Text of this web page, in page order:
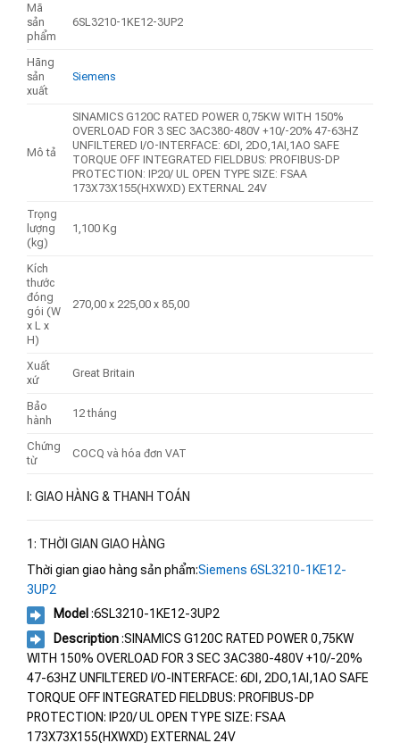
Mã
sản
phẩm
6SL3210-1KE12-3UP2
Hãng
sản
xuất
Siemens
Mô tả
SINAMICS G120C RATED POWER 0,75KW WITH 150%
OVERLOAD FOR 3 SEC 3AC380-480V +10/-20% 47-63HZ
UNFILTERED I/O-INTERFACE: 6DI, 2DO,1AI,1AO SAFE
TORQUE OFF INTEGRATED FIELDBUS: PROFIBUS-DP
PROTECTION: IP20/ UL OPEN TYPE SIZE: FSAA
173X73X155(HXWXD) EXTERNAL 24V
Trọng
lượng
(kg)
1,100 Kg
Kích
thước
đóng
gói (W
x L x
H)
270,00 x 225,00 x 85,00
Xuất
xứ
Great Britain
Bảo
hành
12 tháng
Chứng
từ
COCQ và hóa đơn VAT
I: GIAO HÀNG & THANH TOÁN
1: THỜI GIAN GIAO HÀNG
Thời gian giao hàng sản phẩm:Siemens 6SL3210-1KE12-
3UP2
Model :6SL3210-1KE12-3UP2
Description:SINAMICS G120C RATED POWER 0,75KW
WITH 150% OVERLOAD FOR 3 SEC 3AC380-480V +10/-20%
47-63HZ UNFILTERED I/O-INTERFACE: 6DI, 2DO,1AI,1AO SAFE
TORQUE OFF INTEGRATED FIELDBUS: PROFIBUS-DP
PROTECTION: IP20/ UL OPEN TYPE SIZE: FSAA
173X73X155(HXWXD) EXTERNAL 24V